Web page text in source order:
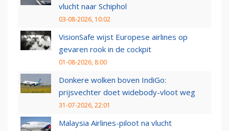
vlucht naar Schiphol
03-08-2026, 10:02
VisionSafe wijst Europese airlines op
gevaren rook in de cockpit
01-08-2026, 8:00
Donkere wolken boven IndiGo:
prijsvechter doet widebody-vloot weg
31-07-2026, 22:01
Malaysia Airlines-piloot na vlucht